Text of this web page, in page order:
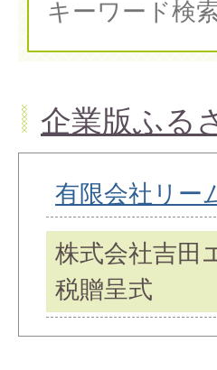
企業版ふる
有限会社リー
株式会社吉田
税贈呈式